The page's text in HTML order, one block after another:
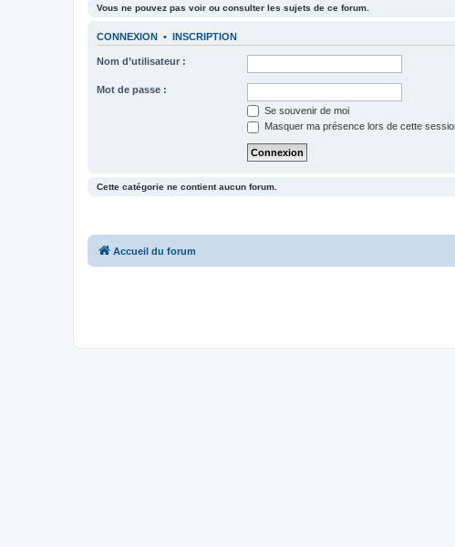
Vous ne pouvez pas voir ou consulter les sujets de ce forum.
CONNEXION • INSCRIPTION
Nom d’utilisateur :
Mot de passe :
Se souvenir de moi
Masquer ma présence lors de cette
Cette catégorie ne contient aucun forum.
Accueil du forum